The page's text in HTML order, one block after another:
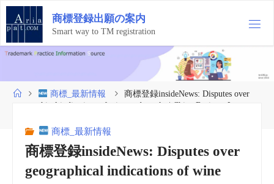
コ
テ
ン
ツ
ス
商標登録出願の案内
Smart way to TM registration
ホ
商標_最新情報
商標登録insideNews: Disputes over
geographical indications of wine trademarks | China Business Law
商標_最新情報
商標登録insideNews: Disputes over
geographical indications of wine